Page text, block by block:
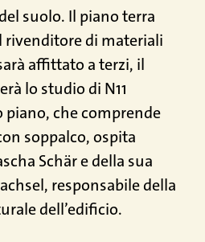
suolo. Il piano terra
rivenditore di materiali
affittato a terzi, il
lo studio di N11
che comprende
soppalco, ospita
Schär e della sua
responsabile della
dell’edificio.